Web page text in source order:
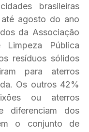
brasileiras
agosto do ano
da Associação
Limpeza Pública
resíduos sólidos
para aterros
Os outros 42%
ou aterros
diferenciam dos
o conjunto de